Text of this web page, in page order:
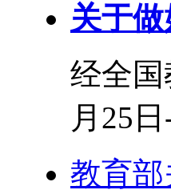
关于
经全
月25
教育